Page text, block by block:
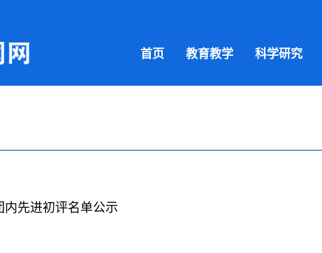
首页 教育教学 科学研究
先进初评名单公示